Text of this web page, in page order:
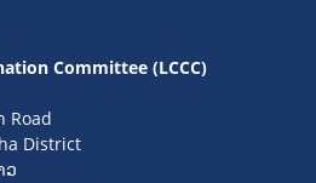
Committee (LCCC)
Road
District
ວ